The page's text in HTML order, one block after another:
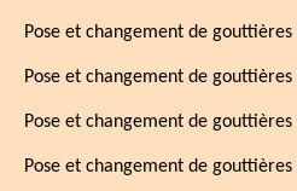
Pose et changement de
Pose et changement de
Pose et changement de gouttières
Pose et changement de